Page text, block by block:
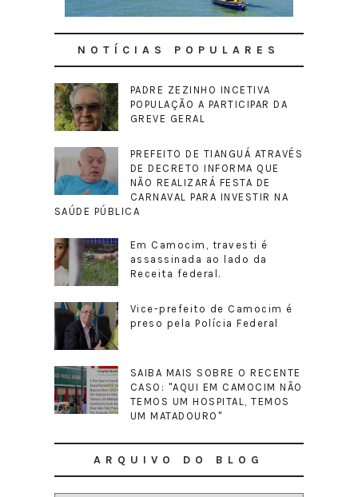
NOTÍCIAS POPULARES
PADRE ZEZINHO INCETIVA
POPULAÇÃO A PARTICIPAR DA
GREVE GERAL
PREFEITO DE TIANGUÁ ATRAVÉS
DE DECRETO INFORMA QUE
NÃO REALIZARÁ FESTA DE
CARNAVAL PARA INVESTIR NA
SAÚDE PÚBLICA
Em Camocim, travesti é
assassinada ao lado da
Receita federal.
Vice-prefeito de Camocim é
preso pela Polícia Federal
SAIBA MAIS SOBRE O RECENTE
CASO: "AQUI EM CAMOCIM NÃO
TEMOS UM HOSPITAL, TEMOS
UM MATADOURO"
ARQUIVO DO BLOG